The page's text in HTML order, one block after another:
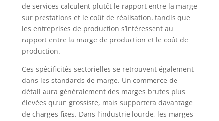
de services calculent plutôt le rapport entre la marge
sur prestations et le coût de réalisation, tandis que
les entreprises de production s’intéressent au
rapport entre la marge de production et le coût de
production.
Ces spécificités sectorielles se retrouvent également
dans les standards de marge. Un commerce de
détail aura généralement des marges brutes plus
élevées qu’un grossiste, mais supportera davantage
de charges fixes. Dans l’industrie lourde, les marges